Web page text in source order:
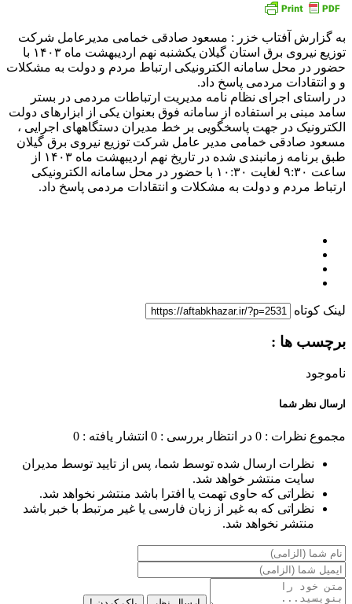
به گزارش آفتاب خزر : مسعود صادقی خمامی مدیرعامل شرکت
توزیع نیروی برق استان گیلان یکشنبه نهم اردیبهشت ماه ۱۴۰۳ با
حضور در محل سامانه الکترونیکی ارتباط مردم و دولت به مشکلات
و و انتقادات مردمی پاسخ داد.
در راستای اجرای نظام نامه مدیریت ارتباطات مردمی در بستر
سامد مبنی بر استفاده از سامانه فوق بعنوان یکی از ابزارهای دولت
الکترونیک در جهت پاسخگویی بر خط مدیران دستگاههای اجرایی ،
مسعود صادقی خمامی مدیر عامل شرکت توزیع نیروی برق گیلان
طبق برنامه زمانبندی شده در تاریخ نهم اردیبهشت ماه ۱۴۰۳ از
ساعت ۹:۳۰ لغایت ۱۰:۳۰ با حضور در محل سامانه الکترونیکی
ارتباط مردم و دولت به مشکلات و انتقادات مردمی پاسخ داد.
لینک کوتاه
برچسب ها :
ناموجود
ارسال نظر شما
مجموع نظرات : 0 در انتظار بررسی : 0 انتشار یافته : 0
نظرات ارسال شده توسط شما، پس از تایید توسط مدیران
سایت منتشر خواهد شد.
نظراتی که حاوی تهمت یا افترا باشد منتشر نخواهد شد.
نظراتی که به غیر از زبان فارسی یا غیر مرتبط با خبر باشد
منتشر نخواهد شد.